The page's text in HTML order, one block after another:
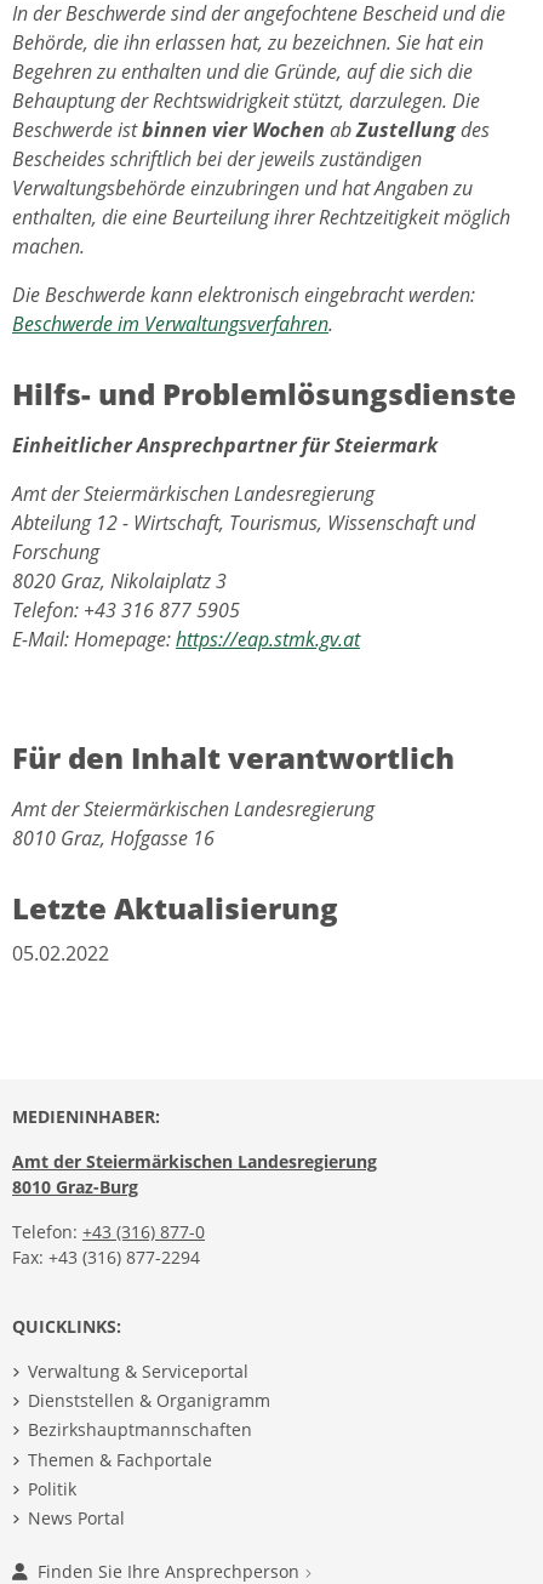
In der Beschwerde sind der angefochtene Bescheid und die
Behörde, die ihn erlassen hat, zu bezeichnen. Sie hat ein
Begehren zu enthalten und die Gründe, auf die sich die
Behauptung der Rechtswidrigkeit stützt, darzulegen. Die
Beschwerde istbinnen vier Wochen abZustellungdes
Bescheides schriftlich bei der jeweils zuständigen
Verwaltungsbehörde einzubringen und hat Angaben zu
enthalten, die eine Beurteilung ihrer Rechtzeitigkeit möglich
machen.
Die Beschwerde kann elektronisch eingebracht werden:
Beschwerde im Verwaltungsverfahren.
Hilfs- und Problemlösungsdienste
Einheitlicher Ansprechpartner für Steiermark
Amt der Steiermärkischen Landesregierung
Abteilung 12 - Wirtschaft, Tourismus, Wissenschaft und
Forschung
8020 Graz, Nikolaiplatz 3
Telefon: +43 316 877 5905
E-Mail: Homepage:https://eap.stmk.gv.at
Für den Inhalt verantwortlich
Amt der Steiermärkischen Landesregierung
8010 Graz, Hofgasse 16
Letzte Aktualisierung
05.02.2022
MEDIENINHABER:
Amt der Steiermärkischen Landesregierung
8010 Graz-Burg
Telefon: +43 (316) 877-0
Fax: +43 (316) 877-2294
QUICKLINKS:
Verwaltung & Serviceportal
Dienststellen & Organigramm
Bezirkshauptmannschaften
Themen & Fachportale
Politik
News Portal
Finden Sie Ihre Ansprechperson